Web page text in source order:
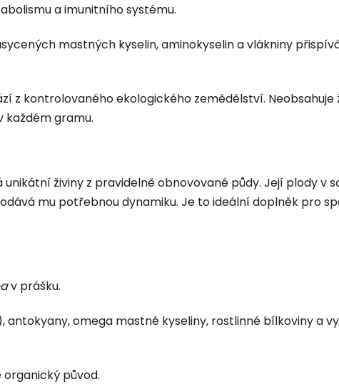
a imunitního systému.
mastných kyselin, aminokyselin a vlákniny
z kontrolovaného ekologického zemědělství. Neobsahuje
každém gramu.
živiny z pravidelně obnovované půdy. Její plody v
mu potřebnou dynamiku. Je to ideální doplněk pro
v prášku.
antokyany, omega mastné kyseliny, rostlinné bílkoviny a
organický původ.